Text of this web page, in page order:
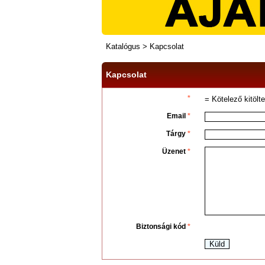
Katalógus > Kapcsolat
Kapcsolat
* = Kötelező
Email *
Tárgy *
Üzenet *
Biztonsági kód *